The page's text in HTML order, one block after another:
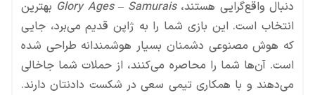
دنبال واقع‌گرایی هستند،Glory Ages – Samurais بهترین
انتخاب است. این بازی شما را به ژاپن قدیم می‌برد، جایی
که هوش مصنوعی دشمنان بسیار هوشمندانه طراحی شده
است. آن‌ها شما را محاصره می‌کنند، از حملات شما جاخالی
می‌دهند و با همکاری تیمی سعی در شکست دادنتان دارند.